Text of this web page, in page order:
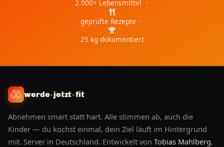
2.000+ Lebensmittel ·
geprüfte Rezepte ·
25 kg dokumentiert
werde-jetzt-fit
Abnehmen smart statt hart. Alle stimmen ab, auch die
Kinder — du kochst einmal, dein Ziel läuft im Hintergrund
mit. Server in Deutschland. Entwickelt von Tobias Mahlberg,